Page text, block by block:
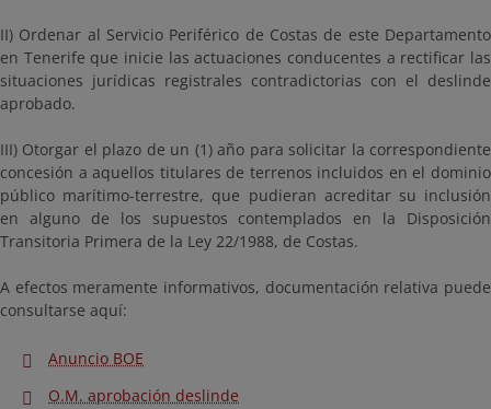
II) Ordenar al Servicio Periférico de Costas de este Departamento
en Tenerife que inicie las actuaciones conducentes a rectificar las
situaciones jurídicas registrales contradictorias con el deslinde
aprobado.
III) Otorgar el plazo de un (1) año para solicitar la correspondiente
concesión a aquellos titulares de terrenos incluidos en el dominio
público marítimo-terrestre, que pudieran acreditar su inclusión
en alguno de los supuestos contemplados en la Disposición
Transitoria Primera de la Ley 22/1988, de Costas.
A efectos meramente informativos, documentación relativa puede
consultarse aquí:
Anuncio BOE
O.M. aprobación deslinde